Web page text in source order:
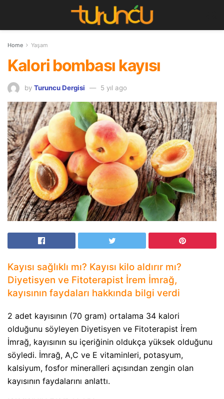
Home Yaşam
Kalori bombası kayısı
by Turuncu Dergisi 5 yıl ago
Kayısı sağlıklı mı? Kayısı kilo aldırır mı?
Diyetisyen ve Fitoterapist İrem İmrağ,
kayısının faydaları hakkında bilgi verdi
2 adet kayısının (70 gram) ortalama 34 kalori
olduğunu söyleyen Diyetisyen ve Fitoterapist İrem
İmrağ, kayısının su içeriğinin oldukça yüksek olduğunu
söyledi. İmrağ, A,C ve E vitaminleri, potasyum,
kalsiyum, fosfor mineralleri açısından zengin olan
kayısının faydalarını anlattı.